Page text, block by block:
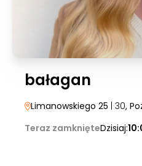
bałagan
Limanowskiego 25 | 30,
Teraz zamknięteDzisiaj: